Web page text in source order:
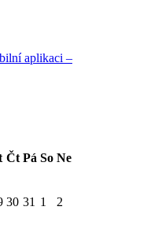
aplikaci –
Čt Pá So Ne
30 31 1 2